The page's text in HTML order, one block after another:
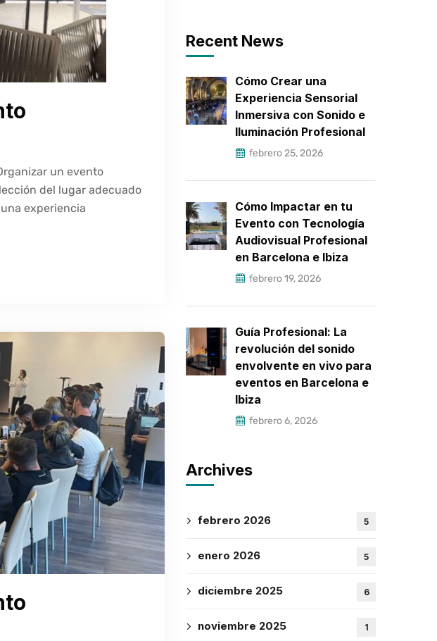
un evento
del lugar adecuado
experiencia
Recent News
Cómo Crear una
Experiencia Sensorial
Inmersiva con Sonido e
Iluminación Profesional
febrero 25, 2026
Cómo Impactar en tu
Evento con Tecnología
Audiovisual Profesional
en Barcelona e Ibiza
febrero 19, 2026
Guía Profesional: La
revolución del sonido
envolvente en vivo para
eventos en Barcelona e
Ibiza
febrero 6, 2026
Archives
febrero 2026 5
enero 2026 5
diciembre 2025 6
noviembre 2025 1